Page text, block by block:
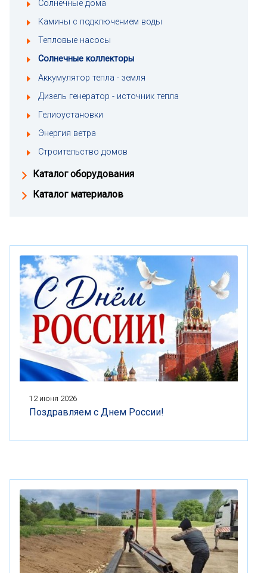
Солнечные дома
Камины с подключением воды
Тепловые насосы
Солнечные коллекторы
Аккумулятор тепла - земля
Дизель генератор - источник тепла
Гелиоустановки
Энергия ветра
Строительство домов
Каталог оборудования
Каталог материалов
12 июня 2026
Поздравляем с Днем России!